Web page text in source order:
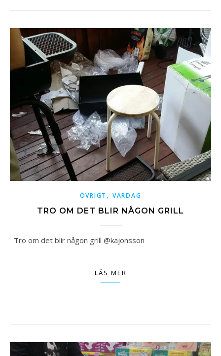
ÖVRIGT , VARDAG
TRO OM DET BLIR NÅGON GRILL
Tro om det blir någon grill @kajonsson
LÄS MER